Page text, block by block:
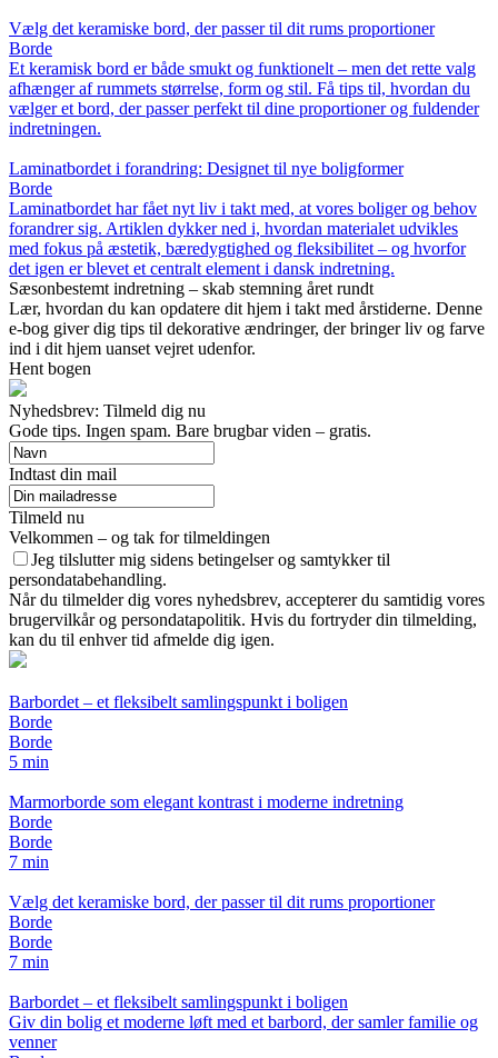
Vælg det keramiske bord, der passer til dit rums proportioner
Borde
Et keramisk bord er både smukt og funktionelt – men det rette valg
afhænger af rummets størrelse, form og stil. Få tips til, hvordan du
vælger et bord, der passer perfekt til dine proportioner og fuldender
indretningen.
Laminatbordet i forandring: Designet til nye boligformer
Borde
Laminatbordet har fået nyt liv i takt med, at vores boliger og behov
forandrer sig. Artiklen dykker ned i, hvordan materialet udvikles
med fokus på æstetik, bæredygtighed og fleksibilitet – og hvorfor
det igen er blevet et centralt element i dansk indretning.
Sæsonbestemt indretning – skab stemning året rundt
Lær, hvordan du kan opdatere dit hjem i takt med årstiderne. Denne
e-bog giver dig tips til dekorative ændringer, der bringer liv og farve
ind i dit hjem uanset vejret udenfor.
Hent bogen
Nyhedsbrev: Tilmeld dig nu
Gode tips. Ingen spam. Bare brugbar viden – gratis.
Indtast din mail
Tilmeld nu
Velkommen – og tak for tilmeldingen
Jeg tilslutter mig sidens betingelser og samtykker til
persondatabehandling.
Når du tilmelder dig vores nyhedsbrev, accepterer du samtidig vores
brugervilkår og persondatapolitik. Hvis du fortryder din tilmelding,
kan du til enhver tid afmelde dig igen.
Barbordet – et fleksibelt samlingspunkt i boligen
Borde
Borde
5 min
Marmorborde som elegant kontrast i moderne indretning
Borde
Borde
7 min
Vælg det keramiske bord, der passer til dit rums proportioner
Borde
Borde
7 min
Barbordet – et fleksibelt samlingspunkt i boligen
Giv din bolig et moderne løft med et barbord, der samler familie og
venner